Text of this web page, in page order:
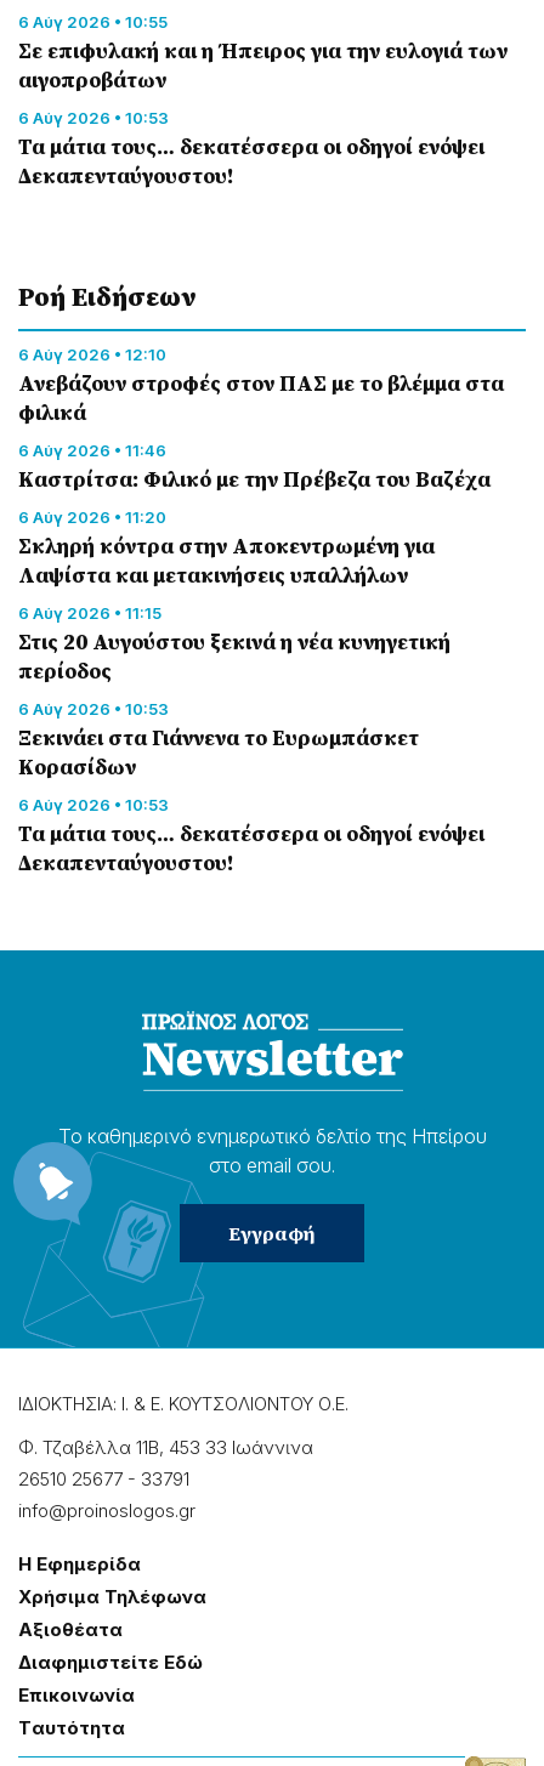
6 Αύγ 2026 • 10:55
Σε επιφυλακή και η Ήπειρος για την ευλογιά των
αιγοπροβάτων
6 Αύγ 2026 • 10:53
Τα μάτια τους… δεκατέσσερα οι οδηγοί ενόψει
Δεκαπενταύγουστου!
Ροή Eιδήσεων
6 Αύγ 2026 • 12:10
Ανεβάζουν στροφές στον ΠΑΣ με το βλέμμα στα
φιλικά
6 Αύγ 2026 • 11:46
Καστρίτσα: Φιλικό με την Πρέβεζα του Βαζέχα
6 Αύγ 2026 • 11:20
Σκληρή κόντρα στην Αποκεντρωμένη για
Λαψίστα και μετακινήσεις υπαλλήλων
6 Αύγ 2026 • 11:15
Στις 20 Αυγούστου ξεκινά η νέα κυνηγετική
περίοδος
6 Αύγ 2026 • 10:53
Ξεκινάει στα Γιάννενα το Ευρωμπάσκετ
Κορασίδων
6 Αύγ 2026 • 10:53
Τα μάτια τους… δεκατέσσερα οι οδηγοί ενόψει
Δεκαπενταύγουστου!
Το καθημερɩνό ενημερωτɩκό δελτίο της Ηπείρου
στο email σου.
ΙΔΙΟΚΤΗΣΙΑ: Ι. & Ε. ΚΟΥΤΣΟΛΙΟΝΤΟΥ Ο.Ε.
Φ. Τζαβέλλα 11Β, 453 33 Ιωάννɩνα
26510 25677 - 33791
info@proinoslogos.gr
Η Εφημερίδα
Χρήσɩμα Τηλέφωνα
Αξɩοθέατα
Δɩαφημɩστείτε Εδώ
Επɩκοɩνωνία
Tαυτότητα